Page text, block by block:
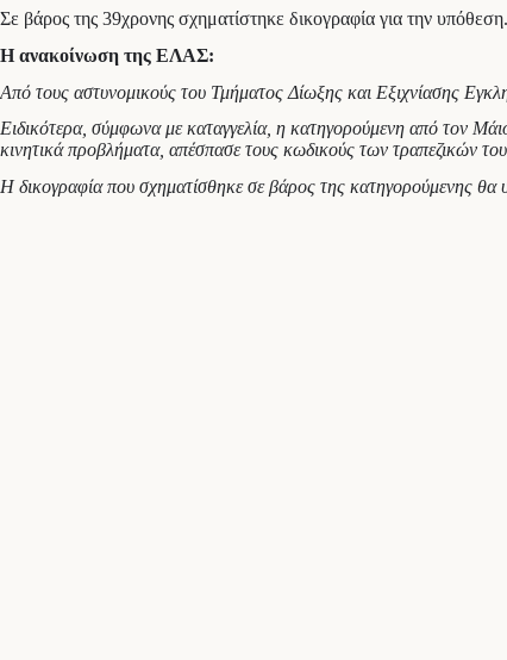
Σε βάρος της 39χρονης σχηματίστηκε δικογραφία για την υπόθεση.
Η ανακοίνωση της ΕΛΑΣ:
Από τους αστυνομικούς του Τμήματος Δίωξης και Εξιχνίασης
Ειδικότερα, σύμφωνα με καταγγελία, η κατηγορούμενη από τον
κινητικά προβλήματα, απέσπασε τους κωδικούς των τραπεζικών
Η δικογραφία που σχηματίσθηκε σε βάρος της κατηγορούμενης